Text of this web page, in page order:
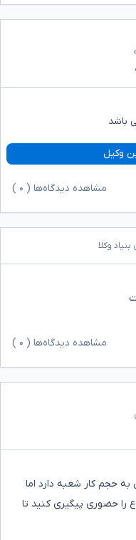
باشد
وکیل
مشاهده دیدگاه‌ها ( ۰
وکلا
مشاهده دیدگاه‌ها ( ۰
حجم کار شعبه دارد اما
را حضوری پیگیری کنید تا